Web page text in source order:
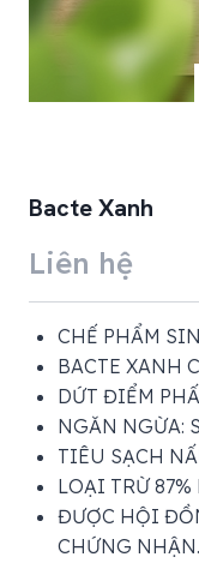
Bacte Xanh
Liên hệ
CHẾ PHẨM
BACTE XANH
DỨT ĐIỂM
NGĂN NGỪA:
TIÊU SẠCH
LOẠI TRỪ
ĐƯỢC HỘI
CHỨNG NHẬN.